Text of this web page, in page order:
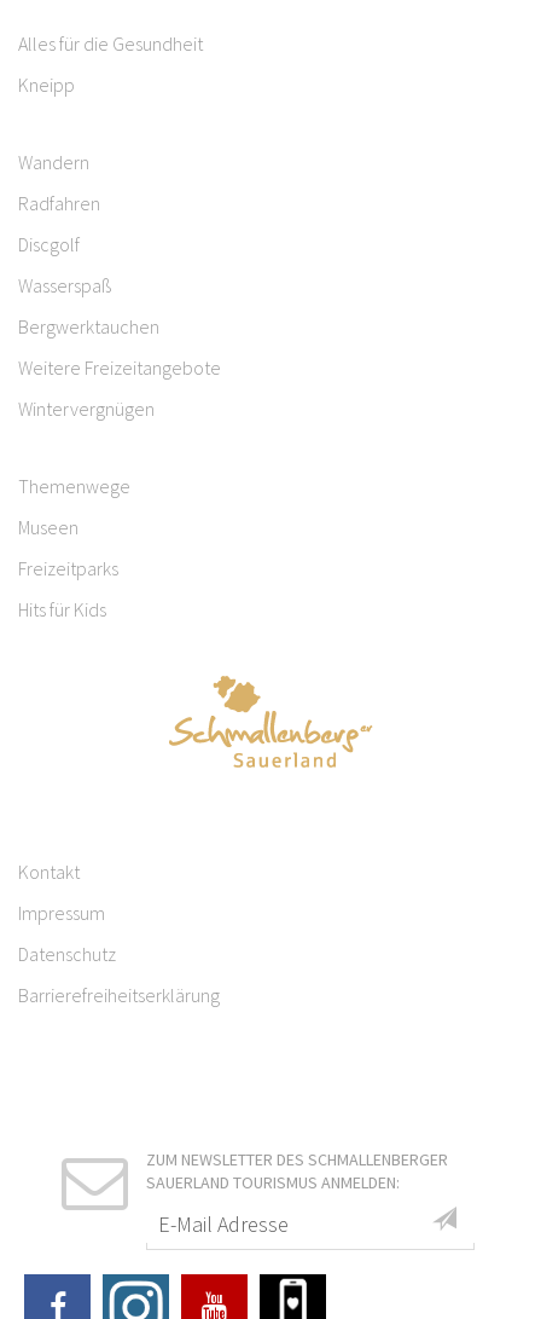
Alles für die Gesundheit
Kneipp
Wandern
Radfahren
Discgolf
Wasserspaß
Bergwerktauchen
Weitere Freizeitangebote
Wintervergnügen
Themenwege
Museen
Freizeitparks
Hits für Kids
Kontakt
Impressum
Datenschutz
Barrierefreiheitserklärung
ZUM NEWSLETTER DES SCHMALLENBERGER
SAUERLAND TOURISMUS ANMELDEN: